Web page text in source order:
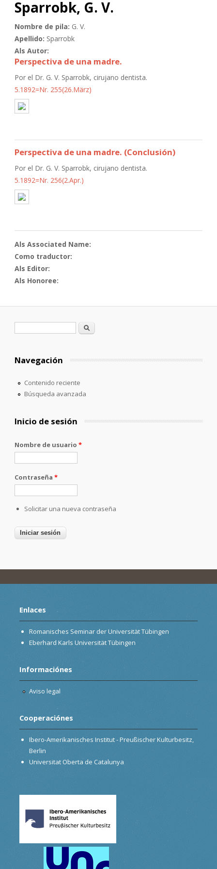
Sparrobk, G. V.
Nombre de pila: G. V.
Apellido: Sparrobk
Als Autor:
Perspectiva de una madre.
Por el Dr. G. V. Sparrobk, cirujano dentista.
5.1892=Nr. 255(26.März)
Perspectiva de una madre. (Conclusión)
Por el Dr. G. V. Sparrobk, cirujano dentista.
5.1892=Nr. 256(2.Apr.)
Als Associated Name:
Como traductor:
Als Editor:
Als Honoree:
Formulario de búsqueda
Buscar
Navegación
Contenido reciente
Búsqueda avanzada
Inicio de sesión
Nombre de usuario *
Contraseña *
Solicitar una nueva contraseña
Enlaces
Romanisches Seminar der Universität Tübingen
Eberhard Karls Universität Tübingen
Informaciónes
Aviso legal
Cooperaciónes
Ibero-Amerikanisches Institut - Preußischer Kulturbesitz,
Berlin
Universitat Oberta de Catalunya